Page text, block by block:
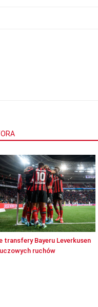
transfery Bayeru Leverkusen
ruchów